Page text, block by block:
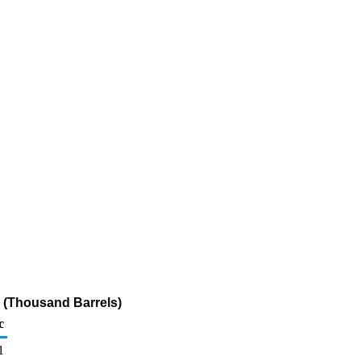
Barrels)